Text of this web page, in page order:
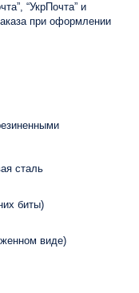
“УкрПочта” и
при оформлении
сталь
биты)
виде)